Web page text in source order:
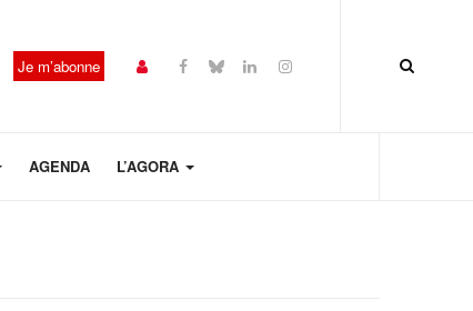
Je m’abonne
AGENDA L’AGORA